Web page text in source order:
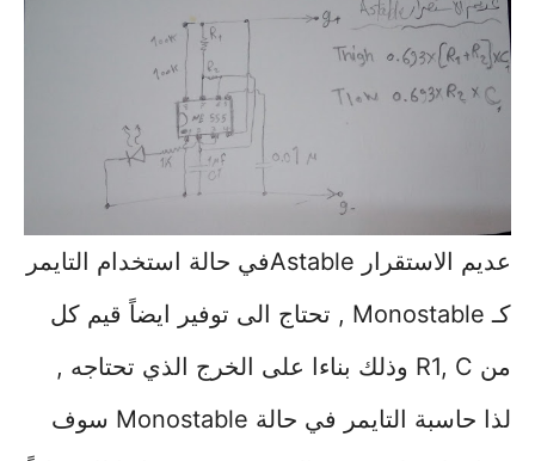
عديم الاستقرار Astableفي حالة استخدام التايمر
كـ Monostable , تحتاج الى توفير ايضاً قيم كل
من R1, C وذلك بناءا على الخرج الذي تحتاجه ,
لذا حاسبة التايمر في حالة Monostable سوف